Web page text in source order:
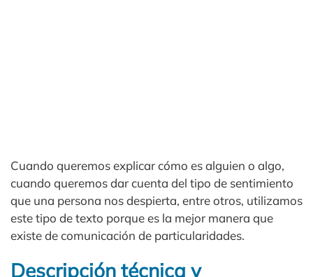
Cuando queremos explicar cómo es alguien o algo,
cuando queremos dar cuenta del tipo de sentimiento
que una persona nos despierta, entre otros, utilizamos
este tipo de texto porque es la mejor manera que
existe de comunicación de particularidades.
Descripción técnica y